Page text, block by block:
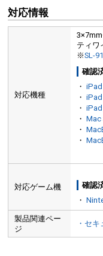
対応情報
対応機種
ティワ
※SL-91
確認
・
・
・
・Mac
・
・
対応ゲーム機
確認
・
製品関連ペー
ジ
・セ